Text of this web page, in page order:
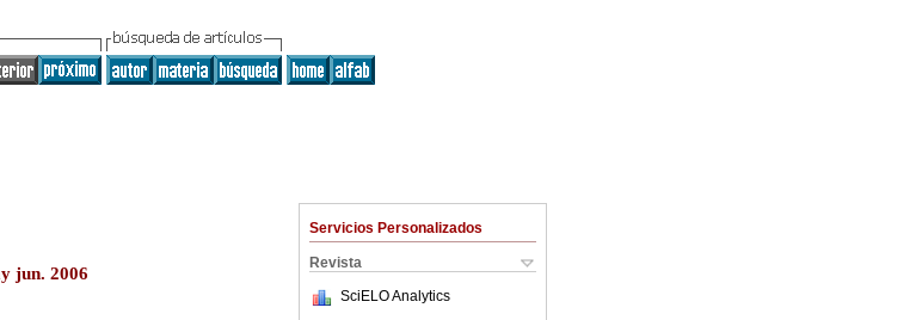
Servicios Personalizados
Revista
SciELO Analytics
jun. 2006